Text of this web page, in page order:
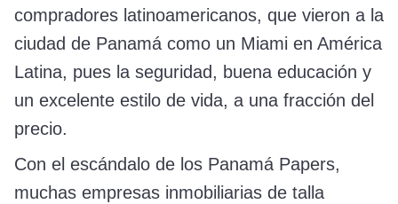
compradores latinoamericanos, que vieron a la
ciudad de Panamá como un Miami en América
Latina, pues la seguridad, buena educación y
un excelente estilo de vida, a una fracción del
precio.
Con el escándalo de los Panamá Papers,
muchas empresas inmobiliarias de talla